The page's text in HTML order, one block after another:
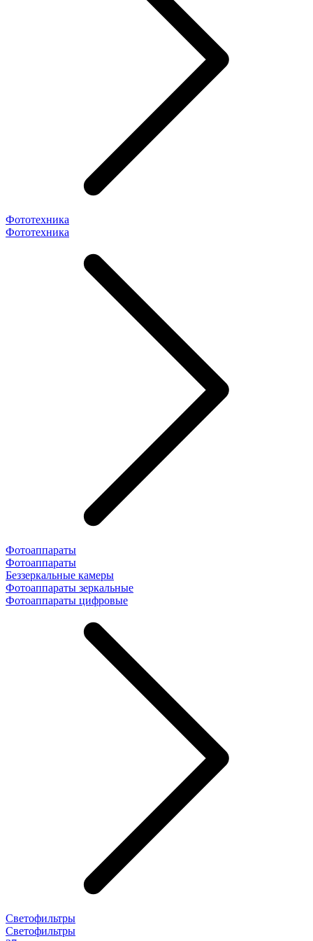
Фототехника
Фототехника
Фотоаппараты
Фотоаппараты
Беззеркальные камеры
Фотоаппараты зеркальные
Фотоаппараты цифровые
Светофильтры
Светофильтры